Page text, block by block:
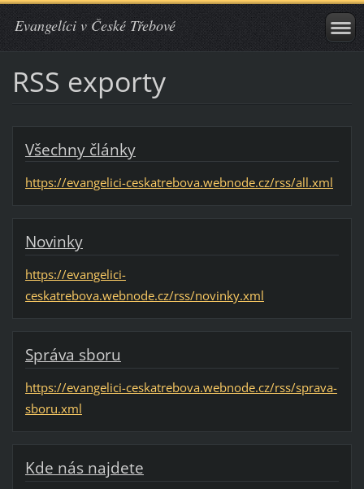
Evangelíci v České Třebové
RSS exporty
Všechny články
https://evangelici-ceskatrebova.webnode.cz/rss/all.xml
Novinky
https://evangelici-
ceskatrebova.webnode.cz/rss/novinky.xml
Správa sboru
https://evangelici-ceskatrebova.webnode.cz/rss/sprava-
sboru.xml
Kde nás najdete